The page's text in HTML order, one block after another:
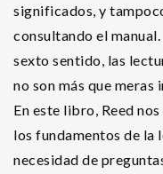
significados, y
consultando el
sexto sentido, las
no son más que
En este libro, Reed
los fundamentos de
necesidad de